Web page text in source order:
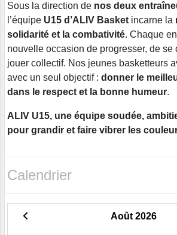
Sous la direction de nos deux
l’équipe U15 d’ALIV Basket incarne la
solidarité et la combativité. Chaque
nouvelle occasion de progresser, de se
jouer collectif. Nos jeunes basketteurs
avec un seul objectif : donner le
dans le respect et la bonne humeur.
ALIV U15, une équipe soudée,
pour grandir et faire vibrer les
Calendrier
Août 2026